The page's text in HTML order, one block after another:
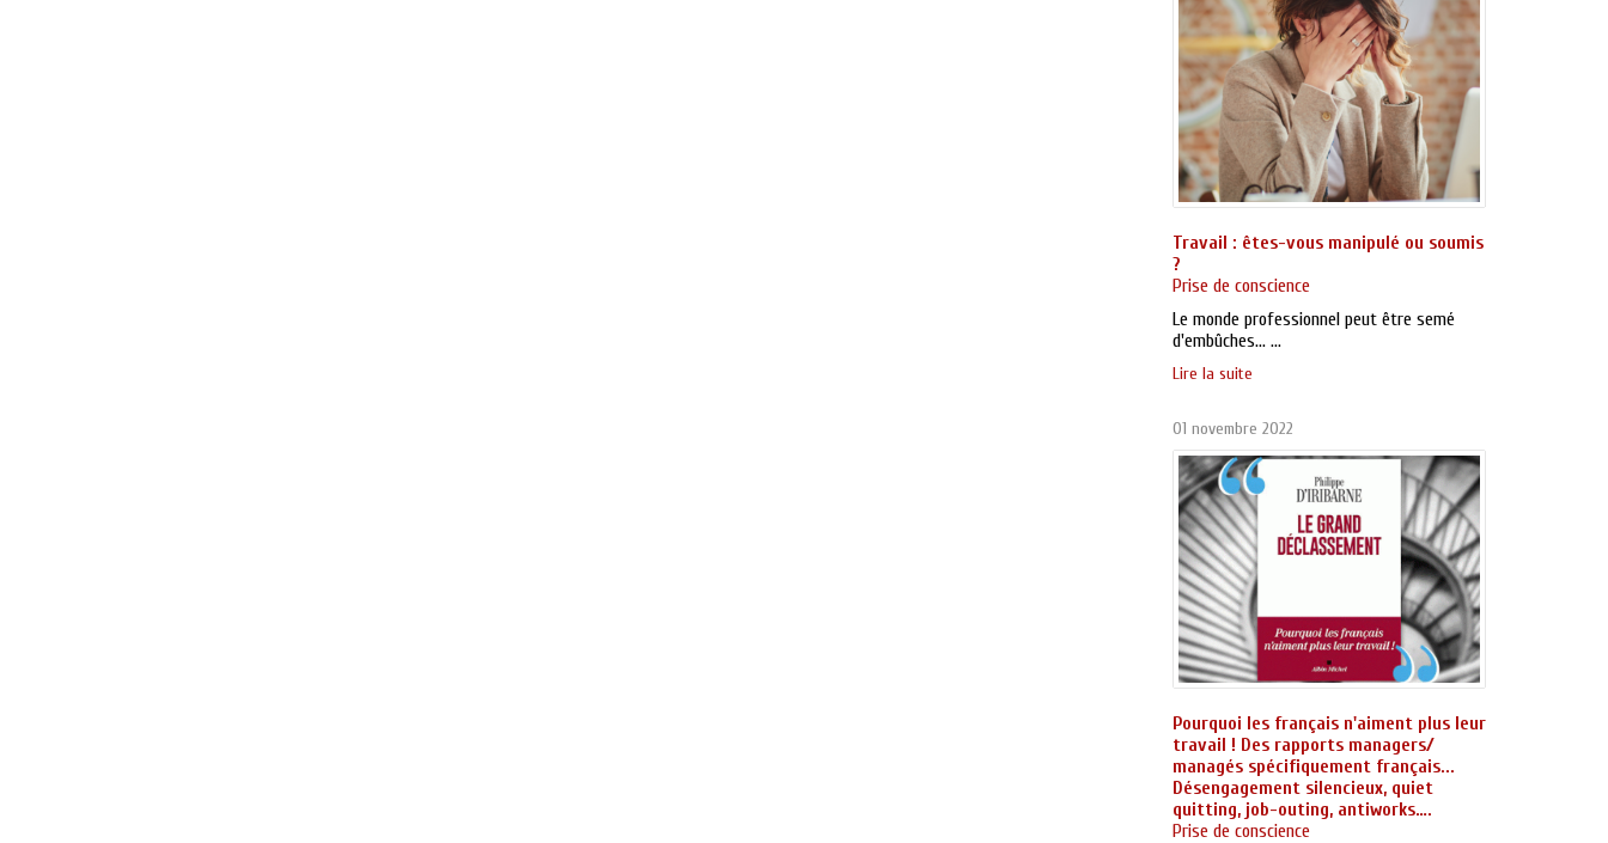
Travail : êtes-vous manipulé ou soumis
?
Prise de conscience
Le monde professionnel peut être semé
d'embûches… ...
Lire la suite
01 novembre 2022
Pourquoi les français n'aiment plus leur
travail ! Des rapports managers/
managés spécifiquement français...
Désengagement silencieux, quiet
quitting, job-outing, antiworks….
Prise de conscience